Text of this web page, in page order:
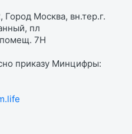
Москва, вн.тер.г.
пл
помещ. 7Н
приказу Минцифры: